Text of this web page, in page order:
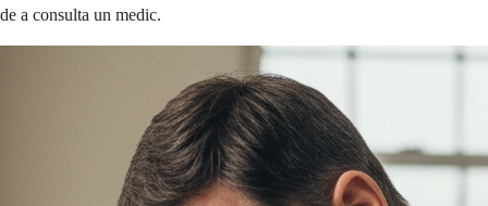
de a consulta un medic.